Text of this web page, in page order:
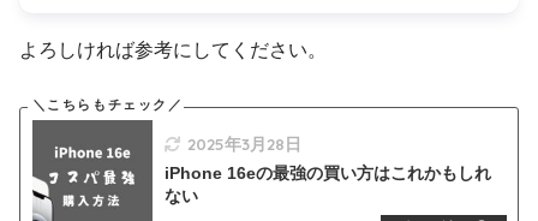
よろしければ参考にしてください。
2025年3月28日
iPhone 16eの最強の買い方はこれかもしれ
ない